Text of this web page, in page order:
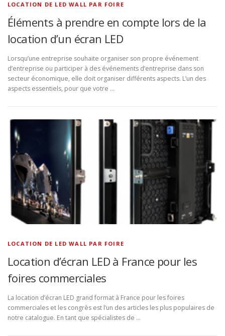
LOCATION DE LED WALL PAR FOIRE
Éléments à prendre en compte lors de la
location d’un écran LED
Lorsqu’une entreprise souhaite organiser son propre événement
d’entreprise ou participer à des événements d’entreprise dans son
secteur économique, elle doit organiser différents aspects. L’un des
aspects essentiels, pour que votre …
LOCATION DE LED WALL PAR FOIRE
Location d’écran LED à France pour les
foires commerciales
La location d’écran LED grand format à France pour les foires
commerciales et les congrès est l’un des articles les plus populaires de
notre catalogue. En tant que spécialistes de …